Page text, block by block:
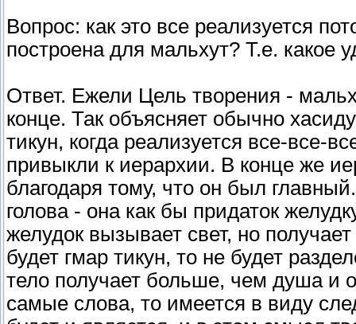
Вопрос: как это все реализуется
построена для мальхут? Т.е. какое
Ответ. Ежели Цель творения -
конце. Так объясняет обычно
тикун, когда реализуется все-все-
привыкли к иерархии. В конце же
благодаря тому, что он был
голова - она как бы придаток
желудок вызывает свет, но
будет гмар тикун, то не будет
тело получает больше, чем душа и
самые слова, то имеется в виду